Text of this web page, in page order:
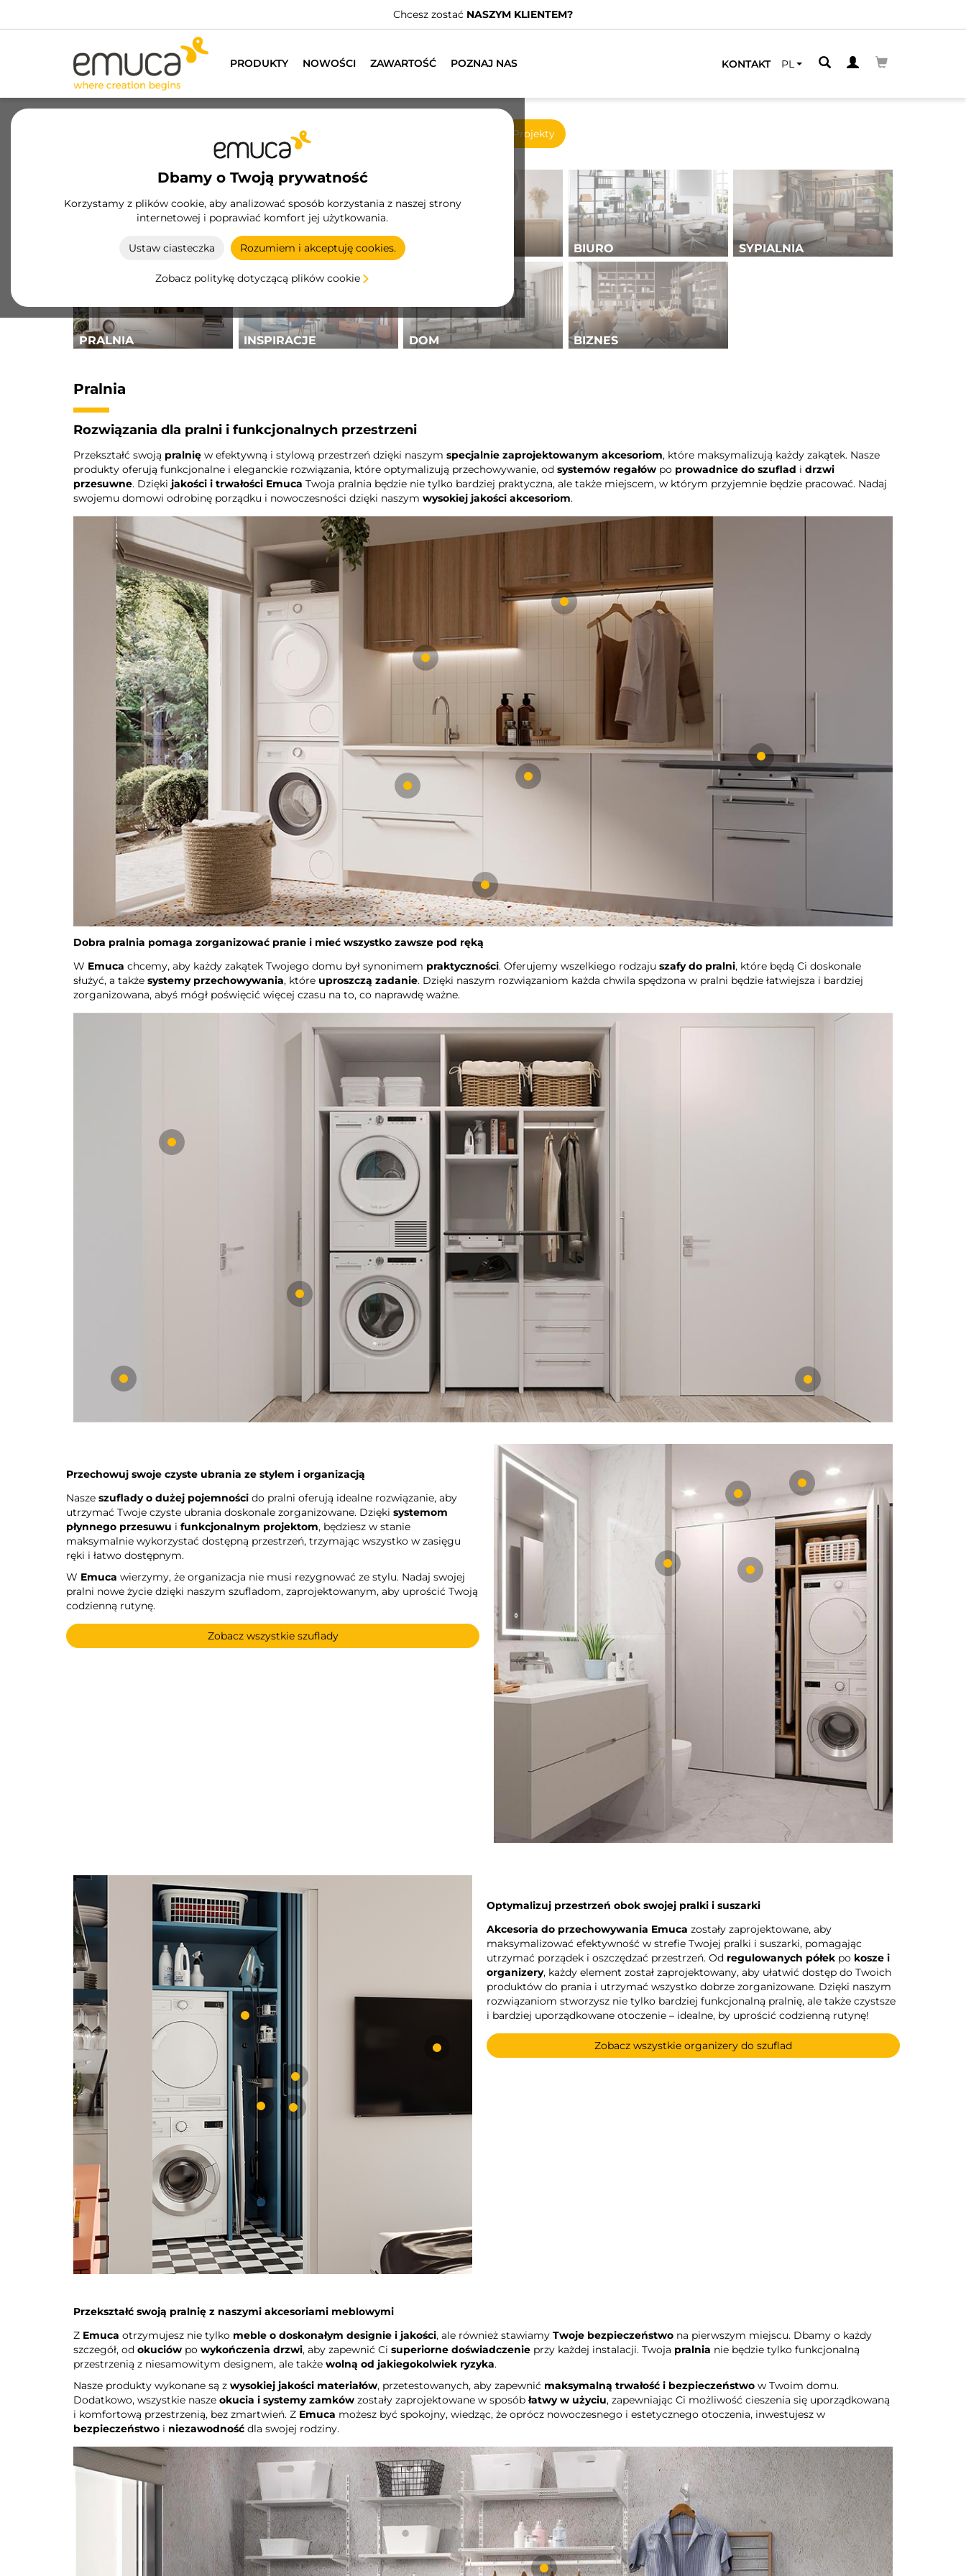
Posiadamy wyspecjalizowanych dystrybutorów.ZNAJDŹ NAJBLIŻSZEGO
PRODUKTY NOWOŚCI ZAWARTOŚĆ POZNAJ NAS KONTAKT PL
Dbamy o Twoją prywatność
Korzystamy z plików cookie, aby analizować sposób korzystania z naszej strony
internetowej i poprawiać komfort jej użytkowania.
Ustaw ciasteczka Rozumiem i akceptuję cookies.
Zobacz politykę dotyczącą plików cookie
Projekty
KUCHNIA SALON BIURO SYPIALNIA
PRALNIA INSPIRACJE DOM BIZNES
Pralnia
Rozwiązania dla pralni i funkcjonalnych przestrzeni
Przekształć swoją pralnię w efektywną i stylową przestrzeń dzięki naszym specjalnie zaprojektowanym akcesoriom, które maksymalizują każdy zakątek. Nasze
produkty oferują funkcjonalne i eleganckie rozwiązania, które optymalizują przechowywanie, od systemów regałów po prowadnice do szuflad i drzwi
przesuwne. Dzięki jakości i trwałości Emuca Twoja pralnia będzie nie tylko bardziej praktyczna, ale także miejscem, w którym przyjemnie będzie pracować. Nadaj
swojemu domowi odrobinę porządku i nowoczesności dzięki naszym wysokiej jakości akcesoriom.
Dobra pralnia pomaga zorganizować pranie i mieć wszystko zawsze pod ręką
W Emuca chcemy, aby każdy zakątek Twojego domu był synonimem praktyczności. Oferujemy wszelkiego rodzaju szafy do pralni, które będą Ci doskonale
służyć, a także systemy przechowywania, które uproszczą zadanie. Dzięki naszym rozwiązaniom każda chwila spędzona w pralni będzie łatwiejsza i bardziej
zorganizowana, abyś mógł poświęcić więcej czasu na to, co naprawdę ważne.
Przechowuj swoje czyste ubrania ze stylem i organizacją
Nasze szuflady o dużej pojemności do pralni oferują idealne rozwiązanie, aby
utrzymać Twoje czyste ubrania doskonale zorganizowane. Dzięki systemom
płynnego przesuwu i funkcjonalnym projektom, będziesz w stanie
maksymalnie wykorzystać dostępną przestrzeń, trzymając wszystko w zasięgu
ręki i łatwo dostępnym.
W Emuca wierzymy, że organizacja nie musi rezygnować ze stylu. Nadaj swojej
pralni nowe życie dzięki naszym szufladom, zaprojektowanym, aby uprościć Twoją
codzienną rutynę.
Zobacz wszystkie szuflady
Optymalizuj przestrzeń obok swojej pralki i suszarki
Akcesoria do przechowywania Emuca zostały zaprojektowane, aby
maksymalizować efektywność w strefie Twojej pralki i suszarki, pomagając
utrzymać porządek i oszczędzać przestrzeń. Od regulowanych półek po kosze i
organizery, każdy element został zaprojektowany, aby ułatwić dostęp do Twoich
produktów do prania i utrzymać wszystko dobrze zorganizowane. Dzięki naszym
rozwiązaniom stworzysz nie tylko bardziej funkcjonalną pralnię, ale także czystsze
i bardziej uporządkowane otoczenie – idealne, by uprościć codzienną rutynę!
Zobacz wszystkie organizery do szuflad
Przekształć swoją pralnię z naszymi akcesoriami meblowymi
Z Emuca otrzymujesz nie tylko meble o doskonałym designie i jakości, ale również stawiamy Twoje bezpieczeństwo na pierwszym miejscu. Dbamy o każdy
szczegół, od okuciów po wykończenia drzwi, aby zapewnić Ci superiorne doświadczenie przy każdej instalacji. Twoja pralnia nie będzie tylko funkcjonalną
przestrzenią z niesamowitym designem, ale także wolną od jakiegokolwiek ryzyka.
Nasze produkty wykonane są z wysokiej jakości materiałów, przetestowanych, aby zapewnić maksymalną trwałość i bezpieczeństwo w Twoim domu.
Dodatkowo, wszystkie nasze okucia i systemy zamków zostały zaprojektowane w sposóbłatwy w użyciu, zapewniając Ci możliwość cieszenia się uporządkowaną
i komfortową przestrzenią, bez zmartwień. Z Emuca możesz być spokojny, wiedząc, że oprócz nowoczesnego i estetycznego otoczenia, inwestujesz w
bezpieczeństwo i niezawodność dla swojej rodziny.